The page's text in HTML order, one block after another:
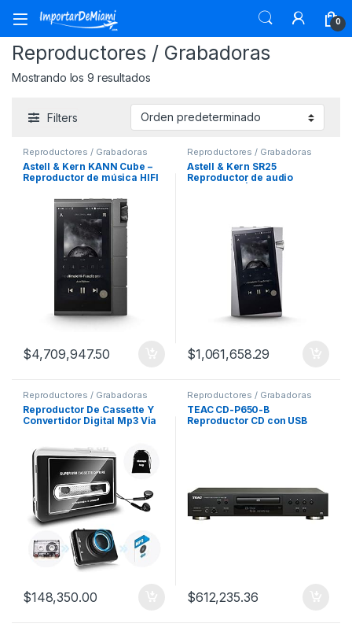
Skip to navigation
Skip to content
0
Reproductores / Grabadoras
Mostrando los 9 resultados
Filters
Reproductores / Grabadoras
Astell & Kern KANN Cube –
Reproductor de música HIFI
$4,709,947.50
Reproductores / Grabadoras
Astell & Kern SR25
Reproductor de audio
$1,061,658.29
Reproductores / Grabadoras
Reproductor De Cassette Y
Convertidor Digital Mp3 Via
$148,350.00
Reproductores / Grabadoras
TEAC CD-P650-B
Reproductor CD con USB
$612,235.36